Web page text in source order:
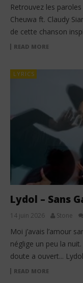
Retrouvez les
Cheuwa ft. Claudy
de cette chanson
READ MORE
LYRICS
Lydol – Sans
14 juin 2026 Stone
Moi j’avais l’amour
néglige un peu la
doute a ouvert...
READ MORE